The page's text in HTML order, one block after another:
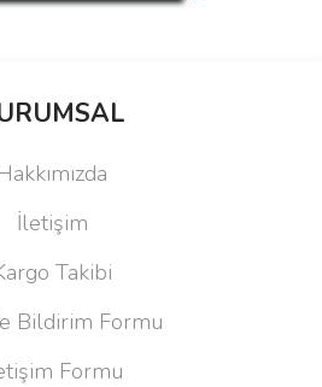
Hakkımızda
İletişim
Takibi
Bildirim Formu
Formu